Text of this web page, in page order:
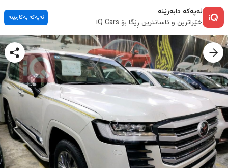
ئەپەکە دابەزێنە
خێراترین و ئاسانترین ڕێگا بۆ iQ Cars
ئەپەکە بەکاربێنە